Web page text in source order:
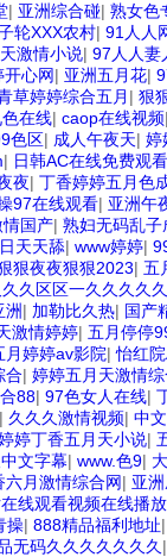
| 亚洲综合碰| 熟女色
轮XXX农村| 91人人
激情小说| 97人人妻
开心网| 亚洲五月花|
草婷婷综合五月 | 狠
在线| caop在线视频
色区| 成人午夜天| 婷
| 日韩AC在线免费观看
夜| 丁香婷婷五月色
97在线观看| 亚洲午
情国产| 熟妇无码乱子
天天舔| www婷婷|
狠夜夜狠狠2023| 五
久久区区一久久久久久
洲| 加勒比久热| 国产
激情婷婷| 五月停停
月婷婷av影院|怡红
合| 婷婷五月天激情
88| 97色女人在线|
| 久久久激情视频| 中
婷丁香五月天小说|
文字幕| www.色9|
六月激情综合网| 亚
线观看视频在线播放
操| 888精品福利地址
无码久久久久久久久